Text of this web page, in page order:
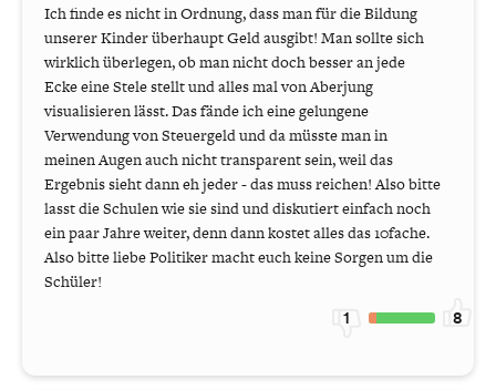
Ich finde es nicht in Ordnung, dass man für die Bildung
unserer Kinder überhaupt Geld ausgibt! Man sollte sich
wirklich überlegen, ob man nicht doch besser an jede
Ecke eine Stele stellt und alles mal von Aberjung
visualisieren lässt. Das fände ich eine gelungene
Verwendung von Steuergeld und da müsste man in
meinen Augen auch nicht transparent sein, weil das
Ergebnis sieht dann eh jeder - das muss reichen! Also bitte
lasst die Schulen wie sie sind und diskutiert einfach noch
ein paar Jahre weiter, denn dann kostet alles das 10fache.
Also bitte liebe Politiker macht euch keine Sorgen um die
Schüler!
1 8